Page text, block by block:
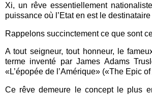
Xi, un rêve essentiellement
puissance où l’Etat en est le
Rappelons succinctement ce que sont
A tout seigneur, tout honneur, le
terme inventé par James Adams
«L’épopée de l’Amérique» («The Epic
Ce rêve demeure le concept le plus